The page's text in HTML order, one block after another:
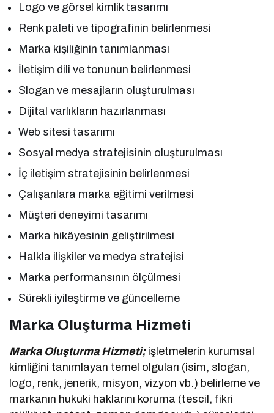
Logo ve görsel kimlik tasarımı
Renk paleti ve tipografinin belirlenmesi
Marka kişiliğinin tanımlanması
İletişim dili ve tonunun belirlenmesi
Slogan ve mesajların oluşturulması
Dijital varlıkların hazırlanması
Web sitesi tasarımı
Sosyal medya stratejisinin oluşturulması
İç iletişim stratejisinin belirlenmesi
Çalışanlara marka eğitimi verilmesi
Müşteri deneyimi tasarımı
Marka hikâyesinin geliştirilmesi
Halkla ilişkiler ve medya stratejisi
Marka performansının ölçülmesi
Sürekli iyileştirme ve güncelleme
Marka Oluşturma Hizmeti
Marka Oluşturma Hizmeti;işletmelerin kurumsal
kimliğini tanımlayan temel olguları (isim, slogan,
logo, renk, jenerik, misyon, vizyon vb.) belirleme ve
markanın hukuki haklarını koruma (tescil, fikri